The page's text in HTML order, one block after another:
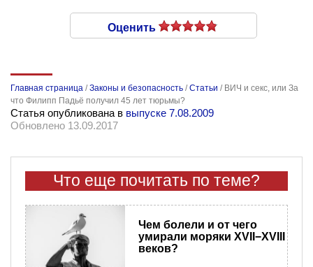
Оценить
Главная страница /Законы и безопасность /Статьи / ВИЧ и секс, или За
что Филипп Падьё получил 45 лет тюрьмы?
Статья опубликована в выпуске 7.08.2009
Обновлено 13.09.2017
Что еще почитать по теме?
Чем болели и от чего
умирали моряки XVII−XVIII
веков?